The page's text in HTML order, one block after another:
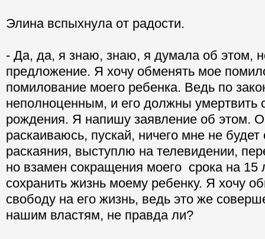
Элина вспыхнула от радости.
- Да, да, я знаю, знаю, я думала об этом,
предложение. Я хочу обменять мое
помилование моего ребенка. Ведь по
неполноценным, и его должны умертвить
рождения. Я напишу заявление об этом.
раскаиваюсь, пускай, ничего мне не будет
раскаяния, выступлю на телевидении,
но взамен сокращения моего срока на 15
сохранить жизнь моему ребенку. Я хочу
свободу на его жизнь, ведь это же
нашим властям, не правда ли?